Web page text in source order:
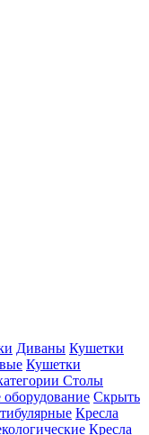
Диваны Кушетки
Кушетки
Столы
Скрыть
Кресла
Кресла